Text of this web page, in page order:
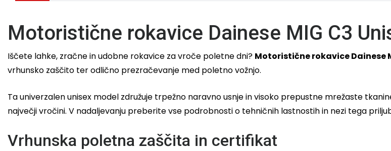
Motoristične rokavice Dainese MIG C3
Iščete lahke, zračne in udobne rokavice za vroče poletne dni? Motoristične rokavice Dainese
vrhunsko zaščito ter odlično prezračevanje med poletno vožnjo.
Ta univerzalen unisex model združuje trpežno naravno usnje in visoko prepustne mrežaste
največji vročini. V nadaljevanju preberite vse podrobnosti o tehničnih lastnostih in nezi tega
Vrhunska poletna zaščita in certifikat